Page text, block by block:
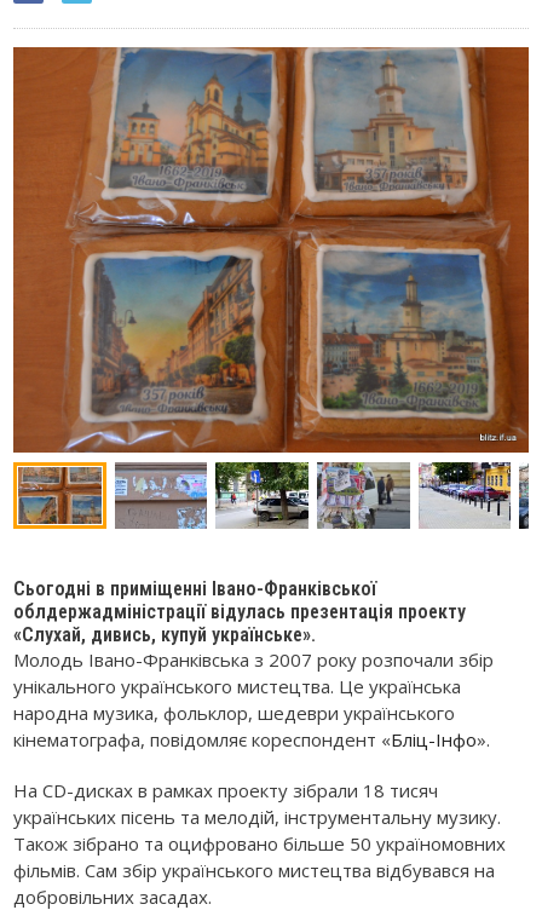
Сьогодні в приміщенні Івано-Франківської
облдержадміністрації відулась презентація проекту
«Слухай, дивись, купуй українське».
Молодь Івано-Франківська з 2007 року розпочали збір
унікального українського мистецтва. Це українська
народна музика, фольклор, шедеври українського
кінематографа, повідомляє кореспондент «Бліц-Інфо».
На CD-дисках в рамках проекту зібрали 18 тисяч
українських пісень та мелодій, інструментальну музику.
Також зібрано та оцифровано більше 50 україномовних
фільмів. Сам збір українського мистецтва відбувався на
добровільних засадах.